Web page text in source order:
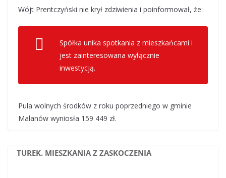
Wójt Prentczyński nie krył zdziwienia i poinformował, że:
Spółka unika spotkania z mieszkańcami i
jest zainteresowana wyłącznie
inwestycją.
Pula wolnych środków z roku poprzedniego w gminie
Malanów wyniosła 159 449 zł.
TUREK. MIESZKANIA Z ZASKOCZENIA